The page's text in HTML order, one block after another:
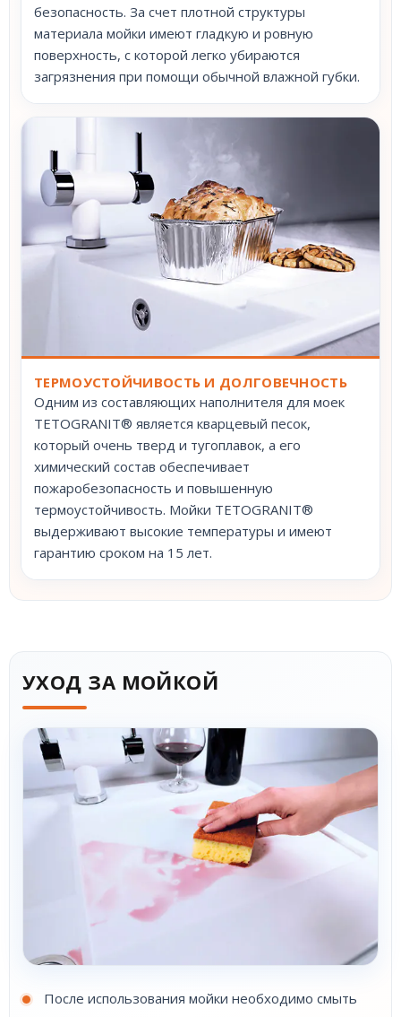
безопасность. За счет плотной структуры
материала мойки имеют гладкую и ровную
поверхность, с которой легко убираются
загрязнения при помощи обычной влажной губки.
ТЕРМОУСТОЙЧИВОСТЬ И ДОЛГОВЕЧНОСТЬ
Одним из составляющих наполнителя для моек
TETOGRANIT® является кварцевый песок,
который очень тверд и тугоплавок, а его
химический состав обеспечивает
пожаробезопасность и повышенную
термоустойчивость. Мойки TETOGRANIT®
выдерживают высокие температуры и имеют
гарантию сроком на 15 лет.
УХОД ЗА МОЙКОЙ
После использования мойки необходимо смыть